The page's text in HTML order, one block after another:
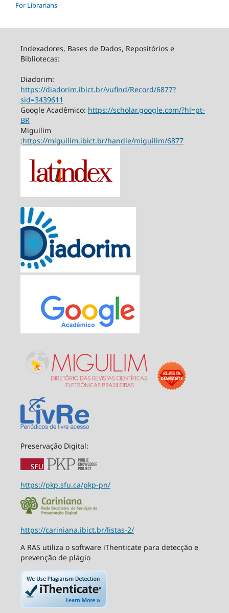
For Librarians
Indexadores, Bases de Dados, Repositórios e
Bibliotecas:
Diadorim:
https://diadorim.ibict.br/vufind/Record/6877?
sid=3439611
Google Acadêmico: https://scholar.google.com/?hl=pt-
BR
Miguilim
:https://miguilim.ibict.br/handle/miguilim/6877
Preservação Digital:
https://pkp.sfu.ca/pkp-pn/
https://cariniana.ibict.br/listas-2/
A RAS utiliza o software iThenticate para detecção e
prevenção de plágio